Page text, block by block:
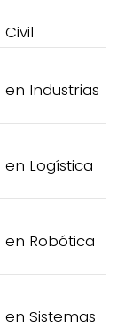
Industrias
Logística
Robótica
Sistemas